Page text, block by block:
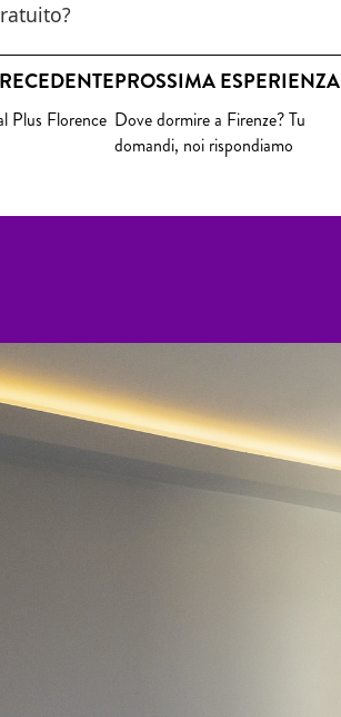
Plus Florence
PROSSIMA ESPERIENZA
Dove dormire a Firenze? Tu
domandi, noi rispondiamo